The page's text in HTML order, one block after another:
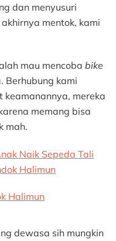
dan menyusuri
mentok, kami
mau mencoba bike
Berhubung kami
mereka
memang bisa
mah.
dewasa sih mungkin